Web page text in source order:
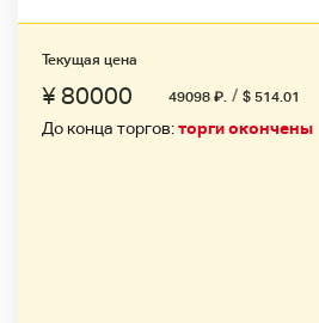
Текущая цена
¥ 80000 49098 ₽. / $ 514.01
До конца торгов:торги окончены